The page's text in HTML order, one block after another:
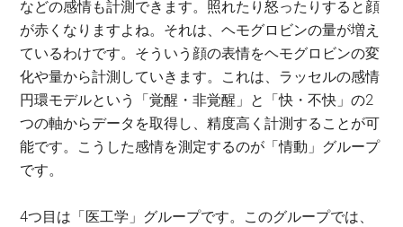
などの感情も計測できます。照れたり怒ったりすると顔
が赤くなりますよね。それは、ヘモグロビンの量が増え
ているわけです。そういう顔の表情をヘモグロビンの変
化や量から計測していきます。これは、ラッセルの感情
円環モデルという「覚醒・非覚醒」と「快・不快」の2
つの軸からデータを取得し、精度高く計測することが可
能です。こうした感情を測定するのが「情動」グループ
です。
4つ目は「医工学」グループです。このグループでは、